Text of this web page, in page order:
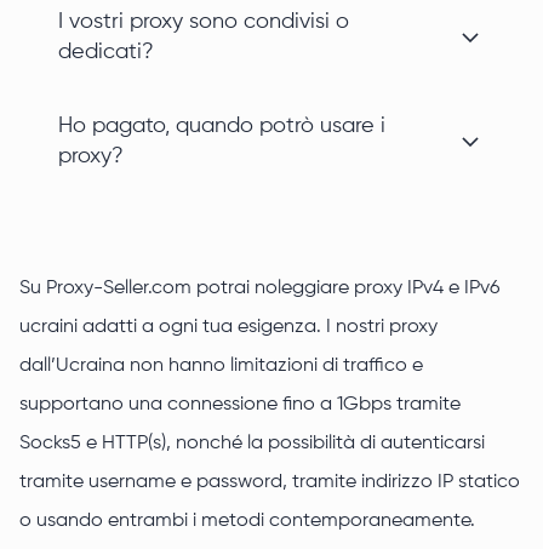
I vostri proxy sono condivisi o
dedicati?
Ho pagato, quando potrò usare i
proxy?
Su Proxy-Seller.com potrai noleggiare proxy IPv4 e IPv6
ucraini adatti a ogni tua esigenza. I nostri proxy
dall’Ucraina non hanno limitazioni di traffico e
supportano una connessione fino a 1Gbps tramite
Socks5 e HTTP(s), nonché la possibilità di autenticarsi
tramite username e password, tramite indirizzo IP statico
o usando entrambi i metodi contemporaneamente.